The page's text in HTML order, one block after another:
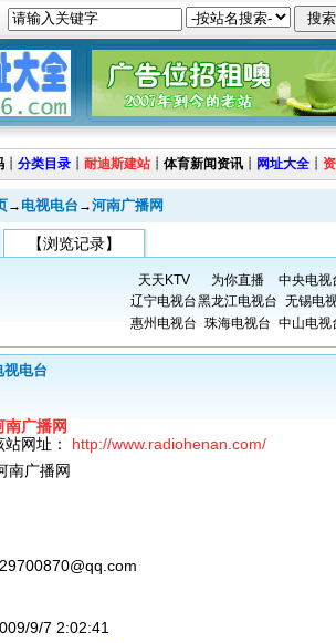
┊ 分类目录 ┊ 耐迪斯建站 ┊ 体育新闻资讯 ┊ 网址大全 ┊
→ 电视电台 →河南广播网
【浏览记录】
天天KTV 为你直播
中央电视
辽宁电视台黑龙江电视台 无锡电
惠州电视台 珠海电视台 中山电视
视电台
南广播网
站网址： http://www.radiohenan.com/
南广播网
9/7 2:02:41